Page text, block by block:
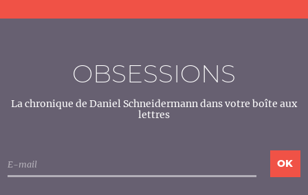
OBSESSIONS
La chronique de Daniel Schneidermann dans votre boîte aux
lettres